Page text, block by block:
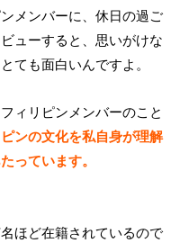
メンバーに、休日の過ご
ューすると、思いがけな
ても面白いんですよ。
ィリピンメンバーのこと
ンの文化を私自身が理解
っています。
ほど在籍されているので